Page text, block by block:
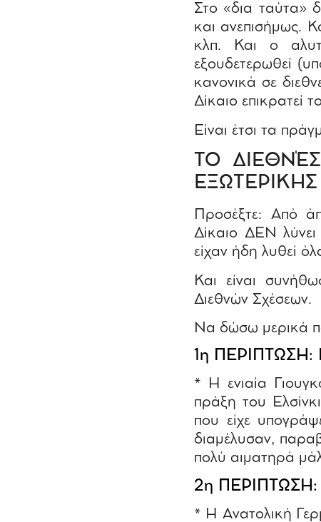
Στο «δια ταύτα»
και ανεπισήμως.
κλπ. Και ο
εξουδετερωθεί
κανονικά σε
Δίκαιο επικρατεί
Είναι έτσι τα
ΤΟ
ΕΞΩΤΕΡΙΚΗΣ
Προσέξτε: Από
Δίκαιο ΔΕΝ
είχαν ήδη λυθεί
Και είναι
Διεθνών Σχέσεων.
Να δώσω μερικά
1η ΠΕΡΙΠΤΩΣΗ:
* Η ενιαία
πράξη του
που είχε
διαμέλυσαν,
πολύ αιματηρά
2η
* Η Ανατολική